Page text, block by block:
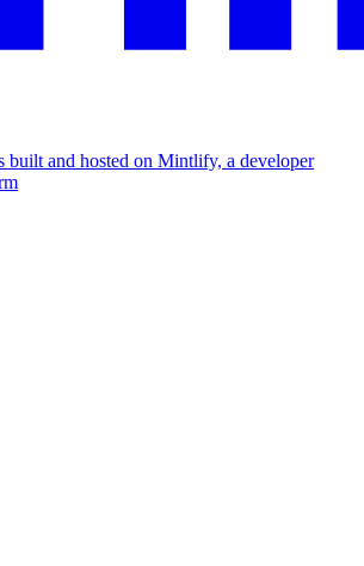
built and hosted on Mintlify, a developer